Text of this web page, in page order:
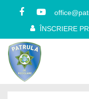
ÎNSCRIERE